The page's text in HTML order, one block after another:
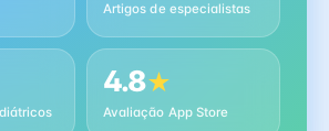
Artigos de especialistas
4.8★
Avaliação App Store